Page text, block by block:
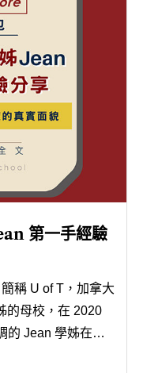
第一手經驗
稱 U of T，加拿大
的母校，在 2020
的 Jean 學姊在我